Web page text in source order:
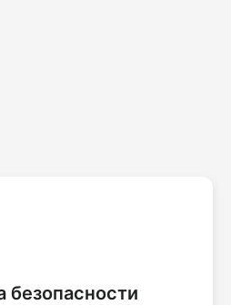
безопасности